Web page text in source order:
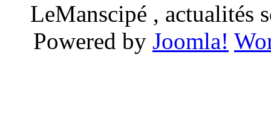
LeManscipé , actualités
Powered by Joomla!